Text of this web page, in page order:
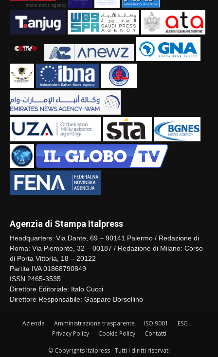
Agenzia di Stampa Italpress
Headquarters: Via Dante, 69 – 90141 Palermo / Redazione di
Roma: Via Piemonte, 32 – 00187 / Redazione di Milano: Corso
di Porta Vittoria, 18 – 20122
Partita IVA 01868790849
ISSN 2465-3535
Direttore Editoriale: Italo Cucci
Direttore Responsabile: Gaspare Borsellino
Azienda Amministrazione trasparente ISO 9001
ESG
Privacy Policy
Cookie Policy Contatti
© Copyrights Italpress - Tutti i diritti riservati